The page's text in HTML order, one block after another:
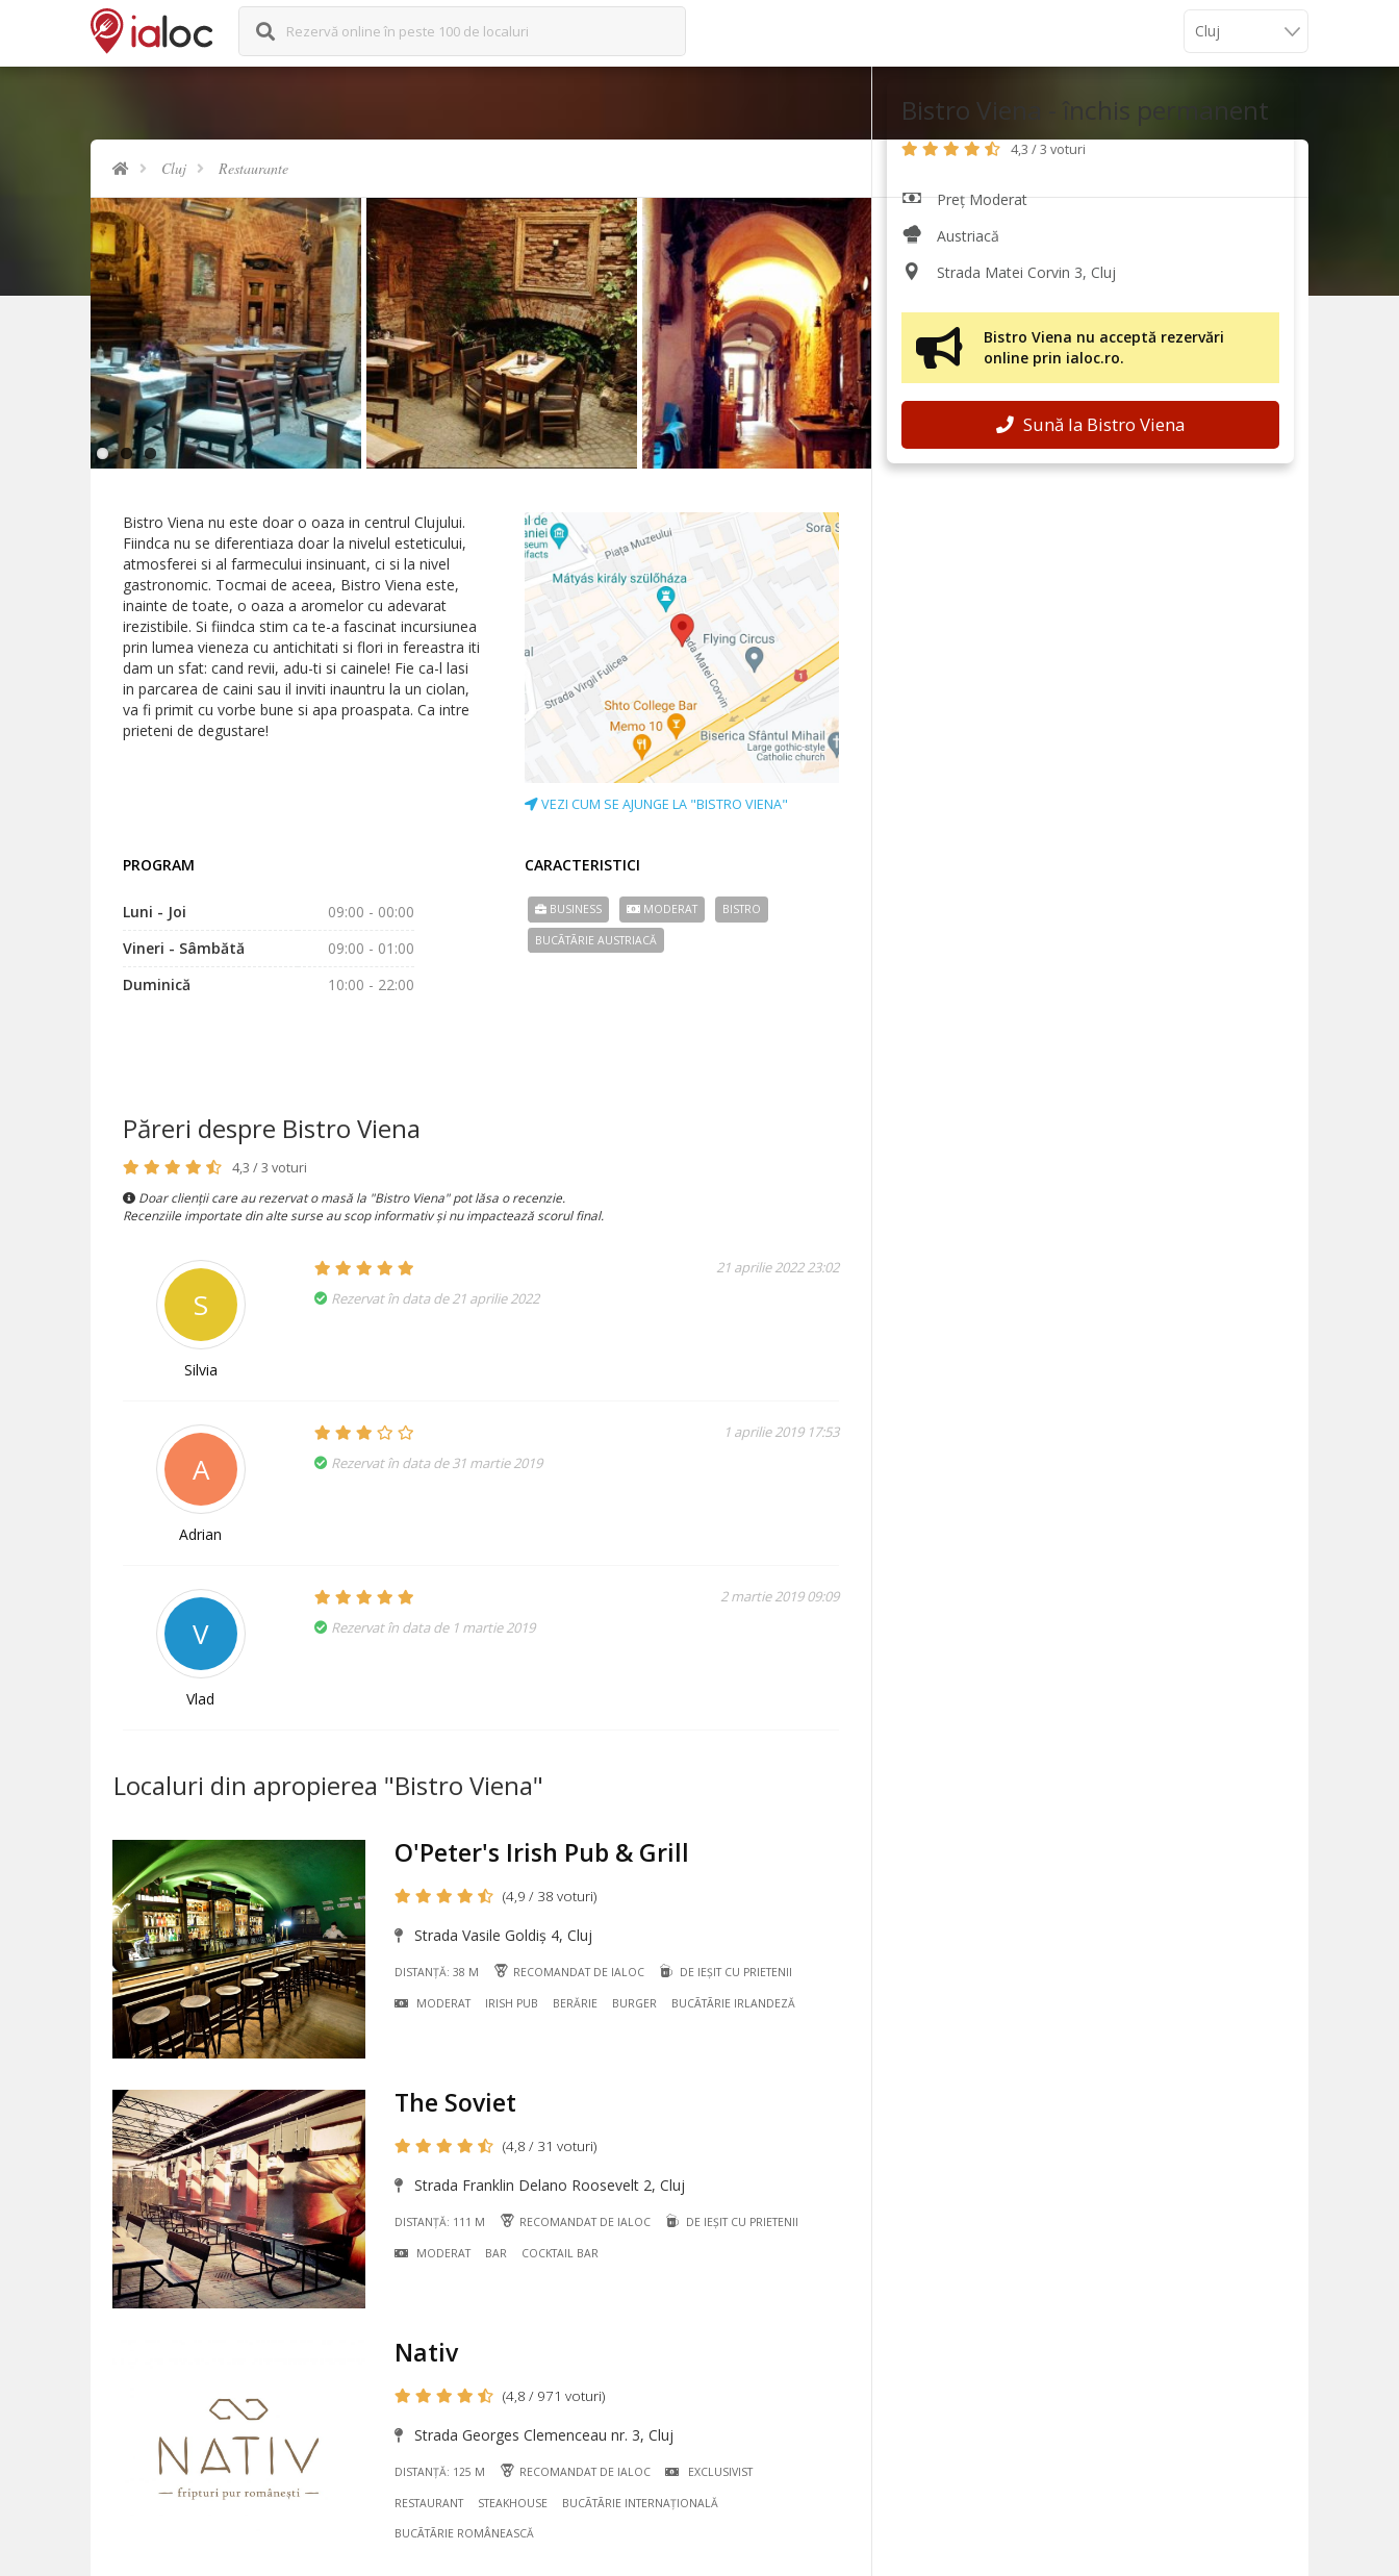
Rezervă online în peste 100 de localuri
Cluj Restaurante
Bistro Viena - închis permanent
4,3 / 3 voturi
Preț Moderat
Austriacă
Strada Matei Corvin 3, Cluj
Bistro Viena nu acceptă rezervări
online prin ialoc.ro.
Sună la Bistro Viena
Bistro Viena nu este doar o oaza in centrul Clujului.
Fiindca nu se diferentiaza doar la nivelul esteticului,
atmosferei si al farmecului insinuant, ci si la nivel
gastronomic. Tocmai de aceea, Bistro Viena este,
inainte de toate, o oaza a aromelor cu adevarat
irezistibile. Si fiindca stim ca te-a fascinat incursiunea
prin lumea vieneza cu antichitati si flori in fereastra iti
dam un sfat: cand revii, adu-ti si cainele! Fie ca-l lasi
in parcarea de caini sau il inviti inauntru la un ciolan,
va fi primit cu vorbe bune si apa proaspata. Ca intre
prieteni de degustare!
VEZI CUM SE AJUNGE LA "BISTRO VIENA"
PROGRAM
Luni - Joi
09:00 - 00:00
Vineri - Sâmbătă
09:00 - 01:00
Duminică
10:00 - 22:00
CARACTERISTICI
BUSINESS MODERAT BISTRO
BUCÃTÃRIE AUSTRIACĂ
Păreri despre Bistro Viena
4,3 / 3 voturi
Doar clienții care au rezervat o masă la "Bistro Viena" pot lăsa o recenzie.
Recenziile importate din alte surse au scop informativ și nu impactează scorul final.
S
Silvia
21 aprilie 2022 23:02
Rezervat în data de 21 aprilie 2022
A
Adrian
1 aprilie 2019 17:53
Rezervat în data de 31 martie 2019
V
Vlad
2 martie 2019 09:09
Rezervat în data de 1 martie 2019
Localuri din apropierea "Bistro Viena"
O'Peter's Irish Pub & Grill
(4,9 / 38 voturi)
Strada Vasile Goldiș 4, Cluj
DISTANȚĂ: 38 M RECOMANDAT DE IALOC DE IEȘIT CU PRIETENII
MODERAT IRISH PUB BERĂRIE BURGER BUCÃTÃRIE IRLANDEZĂ
The Soviet
(4,8 / 31 voturi)
Strada Franklin Delano Roosevelt 2, Cluj
DISTANȚĂ: 111 M RECOMANDAT DE IALOC DE IEȘIT CU PRIETENII
MODERAT BAR COCKTAIL BAR
Nativ
(4,8 / 971 voturi)
Strada Georges Clemenceau nr. 3, Cluj
DISTANȚĂ: 125 M RECOMANDAT DE IALOC EXCLUSIVIST
RESTAURANT STEAKHOUSE BUCÃTÃRIE INTERNAȚIONALĂ
BUCÃTÃRIE ROMÂNEASCĂ